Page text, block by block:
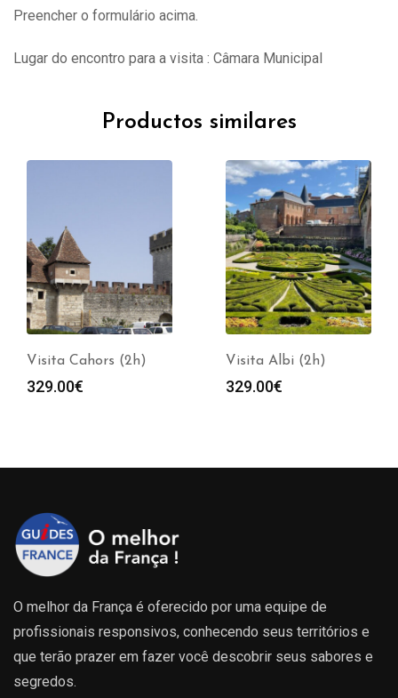
Preencher o formulário acima.
Lugar do encontro para a visita : Câmara Municipal
Productos similares
Visita Cahors (2h)
329.00€
Visita Albi (2h)
329.00€
O melhor da França é oferecido por uma equipe de
profissionais responsivos, conhecendo seus territórios e
que terão prazer em fazer você descobrir seus sabores e
segredos.